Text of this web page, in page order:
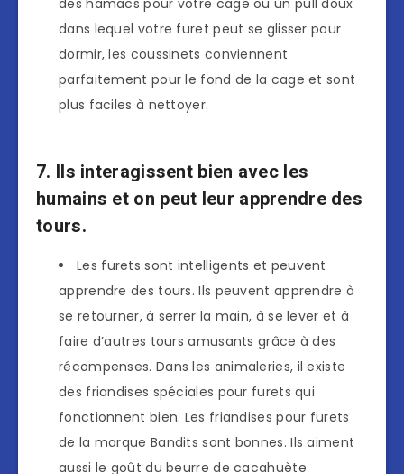
des hamacs pour votre cage ou un pull doux
dans lequel votre furet peut se glisser pour
dormir, les coussinets conviennent
parfaitement pour le fond de la cage et sont
plus faciles à nettoyer.
7. Ils interagissent bien avec les
humains et on peut leur apprendre des
tours.
Les furets sont intelligents et peuvent
apprendre des tours. Ils peuvent apprendre à
se retourner, à serrer la main, à se lever et à
faire d’autres tours amusants grâce à des
récompenses. Dans les animaleries, il existe
des friandises spéciales pour furets qui
fonctionnent bien. Les friandises pour furets
de la marque Bandits sont bonnes. Ils aiment
aussi le goût du beurre de cacahuète